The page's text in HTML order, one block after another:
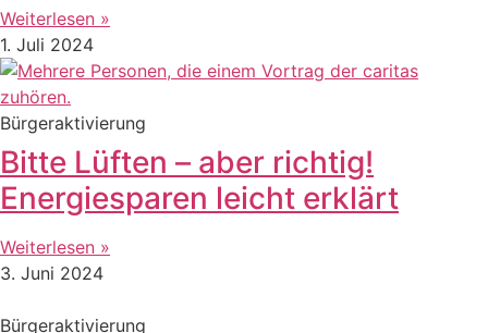
Weiterlesen »
1. Juli 2024
Bürgeraktivierung
Bitte Lüften – aber richtig!
Energiesparen leicht erklärt
Weiterlesen »
3. Juni 2024
Bürgeraktivierung